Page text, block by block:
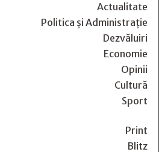
Actualitate
Politica și Administrație
Dezvăluiri
Economie
Opinii
Cultură
Sport
Print
Blitz